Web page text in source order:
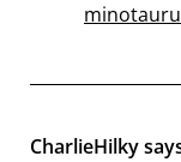
CharlieHilky